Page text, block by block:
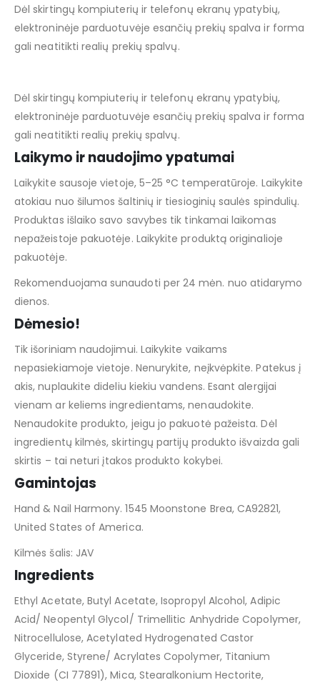
Dėl skirtingų kompiuterių ir telefonų ekranų ypatybių,
elektroninėje parduotuvėje esančių prekių spalva ir forma
gali neatitikti realių prekių spalvų.
Dėl skirtingų kompiuterių ir telefonų ekranų ypatybių,
elektroninėje parduotuvėje esančių prekių spalva ir forma
gali neatitikti realių prekių spalvų.
Laikymo ir naudojimo ypatumai
Laikykite sausoje vietoje, 5–25 °C temperatūroje. Laikykite
atokiau nuo šilumos šaltinių ir tiesioginių saulės spindulių.
Produktas išlaiko savo savybes tik tinkamai laikomas
nepažeistoje pakuotėje. Laikykite produktą originalioje
pakuotėje.
Rekomenduojama sunaudoti per 24 mėn. nuo atidarymo
dienos.
Dėmesio!
Tik išoriniam naudojimui. Laikykite vaikams
nepasiekiamoje vietoje. Nenurykite, neįkvėpkite. Patekus į
akis, nuplaukite dideliu kiekiu vandens. Esant alergijai
vienam ar keliems ingredientams, nenaudokite.
Nenaudokite produkto, jeigu jo pakuotė pažeista. Dėl
ingredientų kilmės, skirtingų partijų produkto išvaizda gali
skirtis – tai neturi įtakos produkto kokybei.
Gamintojas
Hand & Nail Harmony. 1545 Moonstone Brea, CA92821,
United States of America.
Kilmės šalis: JAV
Ingredients
Ethyl Acetate, Butyl Acetate, Isopropyl Alcohol, Adipic
Acid/ Neopentyl Glycol/ Trimellitic Anhydride Copolymer,
Nitrocellulose, Acetylated Hydrogenated Castor
Glyceride, Styrene/ Acrylates Copolymer, Titanium
Dioxide (CI 77891), Mica, Stearalkonium Hectorite,